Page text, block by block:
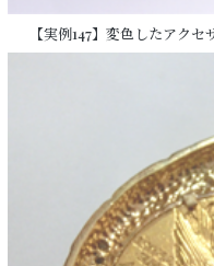
【実例147】変色したアク